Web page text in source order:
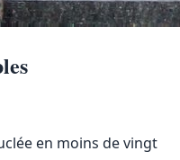
en moins de vingt